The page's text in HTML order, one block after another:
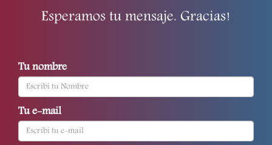
Esperamos tu mensaje. Gracias!
Tu nombre
Tu e-mail